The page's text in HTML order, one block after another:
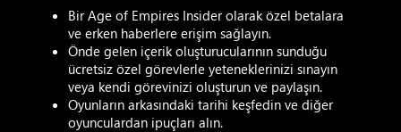
Bir Age of Empires Insider olarak özel betalara
ve erken haberlere erişim sağlayın.
Önde gelen içerik oluşturucularının sunduğu
ücretsiz özel görevlerle yeteneklerinizi sınayın
veya kendi görevinizi oluşturun ve paylaşın.
Oyunların arkasındaki tarihi keşfedin ve diğer
oyunculardan ipuçları alın.